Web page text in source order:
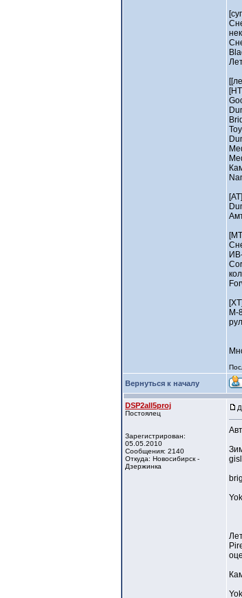
[AT]
[XT]
M-
Вернуться к началу
DSP2all5proj
Постоялец
Зарегистрирован:
05.05.2010
Сообщения: 2140
Откуда: Новосибирск -
Дзержинка